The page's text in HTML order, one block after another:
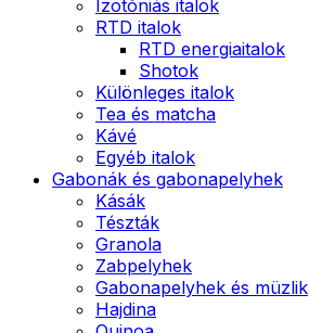
Izotóniás italok
RTD italok
RTD energiaitalok
Shotok
Különleges italok
Tea és matcha
Kávé
Egyéb italok
Gabonák és gabonapelyhek
Kásák
Tészták
Granola
Zabpelyhek
Gabonapelyhek és müzlik
Hajdina